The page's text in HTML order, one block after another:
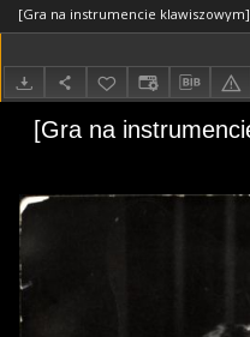
[Gra na instrumencie klawiszowym]